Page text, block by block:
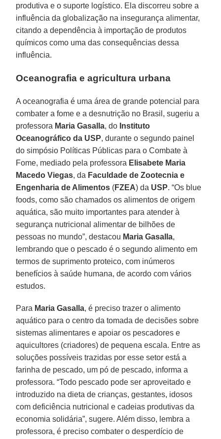
produtiva e o suporte logístico. Ela discorreu sobre a
influência da globalização na insegurança alimentar,
citando a dependência à importação de produtos
químicos como uma das consequências dessa
influência.
Oceanografia e agricultura urbana
A oceanografia é uma área de grande potencial para
combater a fome e a desnutrição no Brasil, sugeriu a
professora Maria Gasalla, do Instituto
Oceanográfico da USP, durante o segundo painel
do simpósio Políticas Públicas para o Combate à
Fome, mediado pela professora Elisabete Maria
Macedo Viegas, da Faculdade de Zootecnia e
Engenharia de Alimentos (FZEA) da USP. “Os blue
foods, como são chamados os alimentos de origem
aquática, são muito importantes para atender à
segurança nutricional alimentar de bilhões de
pessoas no mundo”, destacou Maria Gasalla,
lembrando que o pescado é o segundo alimento em
termos de suprimento proteico, com inúmeros
benefícios à saúde humana, de acordo com vários
estudos.
Para Maria Gasalla, é preciso trazer o alimento
aquático para o centro da tomada de decisões sobre
sistemas alimentares e apoiar os pescadores e
aquicultores (criadores) de pequena escala. Entre as
soluções possíveis trazidas por esse setor está a
farinha de pescado, um pó de pescado, informa a
professora. “Todo pescado pode ser aproveitado e
introduzido na dieta de crianças, gestantes, idosos
com deficiência nutricional e cadeias produtivas da
economia solidária”, sugere. Além disso, lembra a
professora, é preciso combater o desperdício de